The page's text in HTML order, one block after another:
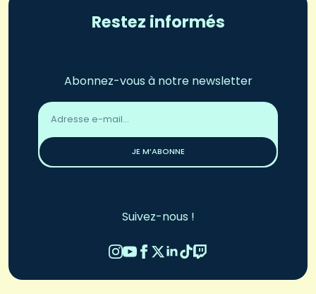
Restez informés
Abonnez-vous à notre newsletter
Adresse
email
JE M’ABONNE
Suivez-nous !